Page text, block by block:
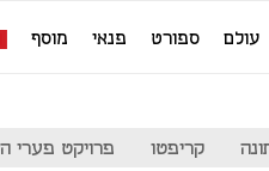
עולם ספורט פנאי מוסף
קריפטו פרויקט פערי